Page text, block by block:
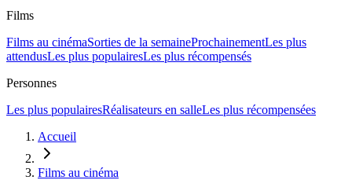
Films
Films au cinémaSorties de la semaineProchainementLes plus
attendusLes plus populairesLes plus récompensés
Personnes
Les plus populairesRéalisateurs en salleLes plus récompensées
Accueil
Films au cinéma